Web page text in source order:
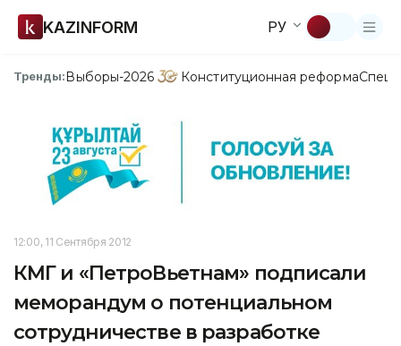
KAZINFORM РУ
Тренды:Выборы-2026 Конституционная реформа
12:00, 11 Сентября 2012
КМГ и «ПетроВьетнам» подписали
меморандум о потенциальном
сотрудничестве в разработке